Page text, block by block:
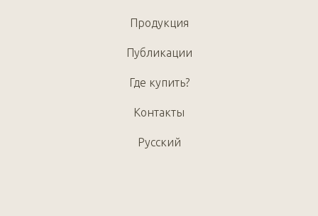
Продукция
Публикации
Где купить?
Контакты
Русский